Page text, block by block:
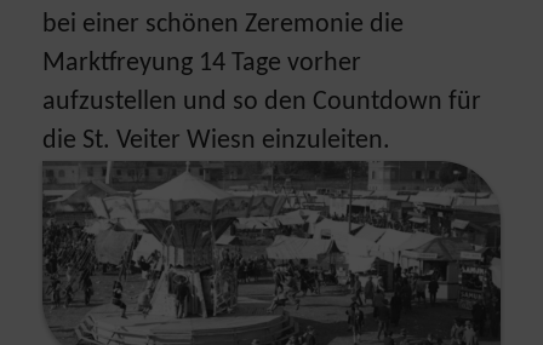
bei einer schönen Zeremonie die
Marktfreyung 14 Tage vorher
aufzustellen und so den Countdown für
die St. Veiter Wiesn einzuleiten.